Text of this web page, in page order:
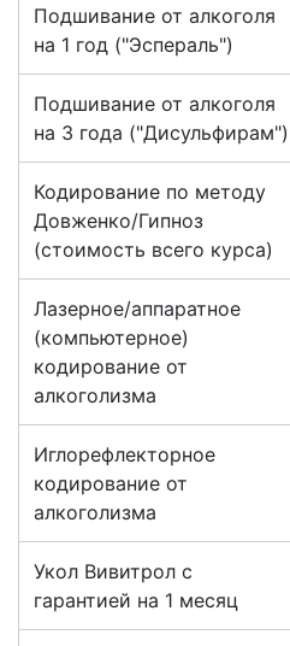
Подшивание от алкоголя
на 1 год ("Эспераль")
Подшивание от алкоголя
на 3 года ("Дисульфирам")
Кодирование по методу
Довженко/Гипноз
(стоимость всего курса)
Лазерное/аппаратное
(компьютерное)
кодирование от
алкоголизма
Иглорефлекторное
кодирование от
алкоголизма
Укол Вивитрол с
гарантией на 1 месяц